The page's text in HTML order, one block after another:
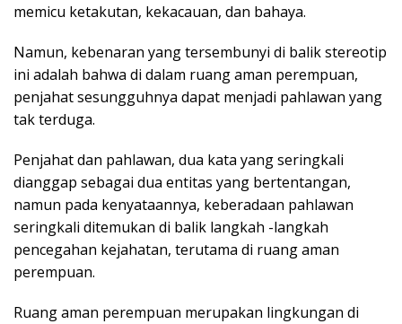
memicu ketakutan, kekacauan, dan bahaya.
Namun, kebenaran yang tersembunyi di balik stereotip
ini adalah bahwa di dalam ruang aman perempuan,
penjahat sesungguhnya dapat menjadi pahlawan yang
tak terduga.
Penjahat dan pahlawan, dua kata yang seringkali
dianggap sebagai dua entitas yang bertentangan,
namun pada kenyataannya, keberadaan pahlawan
seringkali ditemukan di balik langkah -langkah
pencegahan kejahatan, terutama di ruang aman
perempuan.
Ruang aman perempuan merupakan lingkungan di